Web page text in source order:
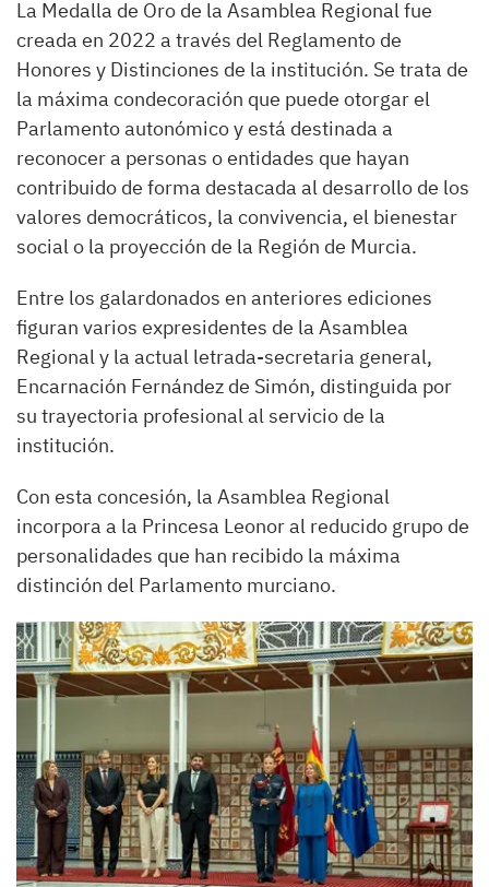
La Medalla de Oro de la Asamblea Regional fue
creada en 2022 a través del Reglamento de
Honores y Distinciones de la institución. Se trata de
la máxima condecoración que puede otorgar el
Parlamento autonómico y está destinada a
reconocer a personas o entidades que hayan
contribuido de forma destacada al desarrollo de los
valores democráticos, la convivencia, el bienestar
social o la proyección de la Región de Murcia.
Entre los galardonados en anteriores ediciones
figuran varios expresidentes de la Asamblea
Regional y la actual letrada-secretaria general,
Encarnación Fernández de Simón, distinguida por
su trayectoria profesional al servicio de la
institución.
Con esta concesión, la Asamblea Regional
incorpora a la Princesa Leonor al reducido grupo de
personalidades que han recibido la máxima
distinción del Parlamento murciano.